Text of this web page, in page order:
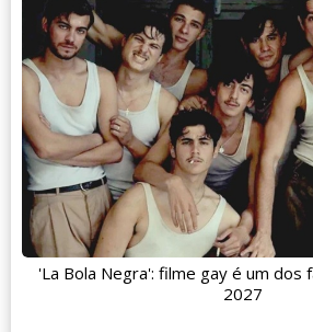
'La Bola Negra': filme gay é um dos
2027